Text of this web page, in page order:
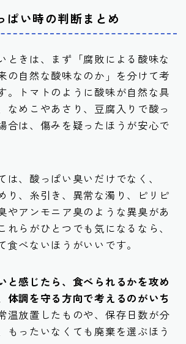
ぱい時の判断まとめ
ときは、まず「腐敗による酸味な
の自然な酸味なのか」を分けて考
。トマトのように酸味が自然な具
なめこやあさり、豆腐入りで酸っ
合は、傷みを疑ったほうが安心で
は、酸っぱい臭いだけでなく、
り、糸引き、異常な濁り、ピリピ
やアンモニア臭のような異臭があ
れらがひとつでも気になるなら、
食べないほうがいいです。
と感じたら、食べられるかを攻め
体調を守る方向で考えるのがいち
温放置したものや、保存日数が分
もったいなくても廃棄を選ぶほう